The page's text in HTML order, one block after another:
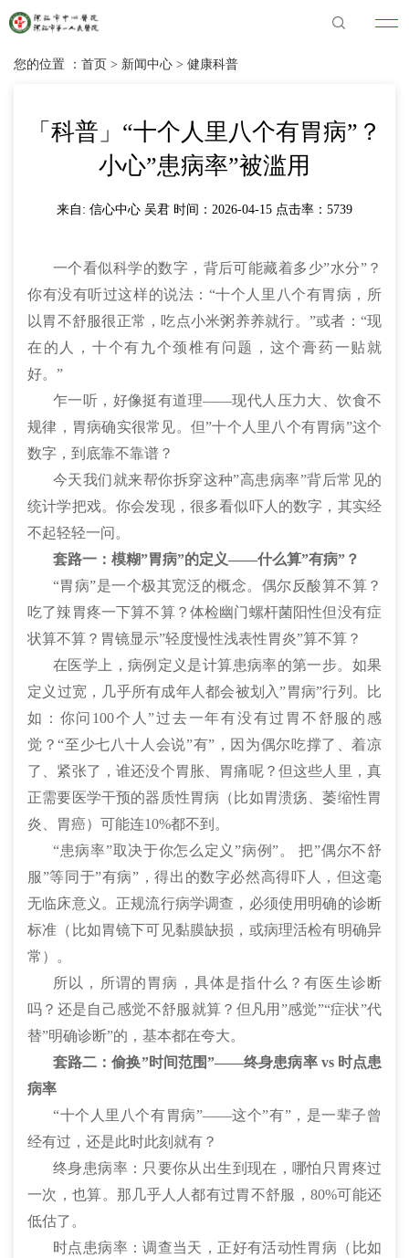
您的位置 ： 首页 > 新闻中心 > 健康科普
「科普」“十个人里八个有胃病”？
小心”患病率”被滥用
来自: 信心中心 吴君 时间：2026-04-15 点击率： 5739
一个看似科学的数字，背后可能藏着多少”水分”？
你有没有听过这样的说法：“十个人里八个有胃病，所
以胃不舒服很正常，吃点小米粥养养就行。”或者：“现
在的人，十个有九个颈椎有问题，这个膏药一贴就
好。”
乍一听，好像挺有道理——现代人压力大、饮食不
规律，胃病确实很常见。但”十个人里八个有胃病”这个
数字，到底靠不靠谱？
今天我们就来帮你拆穿这种”高患病率”背后常见的
统计学把戏。你会发现，很多看似吓人的数字，其实经
不起轻轻一问。
套路一：模糊”胃病”的定义——什么算”有病”？
“胃病”是一个极其宽泛的概念。偶尔反酸算不算？
吃了辣胃疼一下算不算？体检幽门螺杆菌阳性但没有症
状算不算？胃镜显示”轻度慢性浅表性胃炎”算不算？
在医学上，病例定义是计算患病率的第一步。如果
定义过宽，几乎所有成年人都会被划入”胃病”行列。比
如：你问100个人”过去一年有没有过胃不舒服的感
觉？“至少七八十人会说”有”，因为偶尔吃撑了、着凉
了、紧张了，谁还没个胃胀、胃痛呢？但这些人里，真
正需要医学干预的器质性胃病（比如胃溃疡、萎缩性胃
炎、胃癌）可能连10%都不到。
“患病率”取决于你怎么定义”病例”。 把”偶尔不舒
服”等同于”有病”，得出的数字必然高得吓人，但这毫
无临床意义。正规流行病学调查，必须使用明确的诊断
标准（比如胃镜下可见黏膜缺损，或病理活检有明确异
常）。
所以，所谓的胃病，具体是指什么？有医生诊断
吗？还是自己感觉不舒服就算？但凡用”感觉”“症状”代
替”明确诊断”的，基本都在夸大。
套路二：偷换”时间范围”——终身患病率 vs 时点患
病率
“十个人里八个有胃病”——这个”有”，是一辈子曾
经有过，还是此时此刻就有？
终身患病率：只要你从出生到现在，哪怕只胃疼过
一次，也算。那几乎人人都有过胃不舒服，80%可能还
低估了。
时点患病率：调查当天，正好有活动性胃病（比如